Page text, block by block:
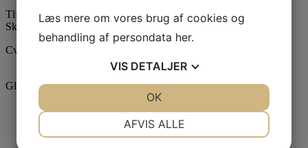
Tlf:
+45 35 43 55 18
Skriv til os
Cvr.: 27968694
Glas serier
Authentis
Hi-Lite
Læs mere om vores brug af cookies og
behandling af persondata her.
VIS DETALJER
AFVIS ALLE
OK